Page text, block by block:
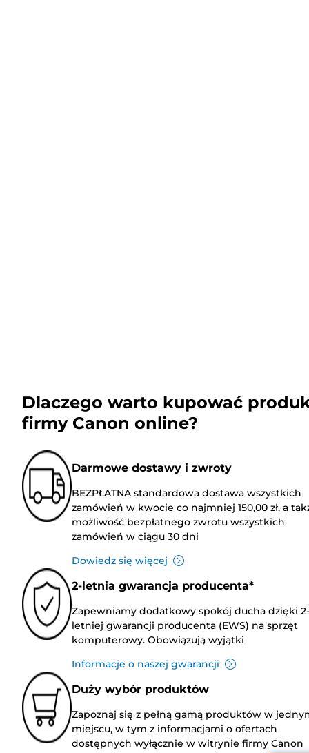
Dlaczego warto kupować
firmy Canon online?
Darmowe dostawy i zwroty
BEZPŁATNA standardowa dostawa wszystkich
zamówień w kwocie co najmniej 150,00 zł, a
możliwość bezpłatnego zwrotu wszystkich
zamówień w ciągu 30 dni
Dowiedz się więcej
2-letnia gwarancja producenta*
Zapewniamy dodatkowy spokój ducha dzięki 2-
letniej gwarancji producenta (EWS) na sprzęt
komputerowy. Obowiązują wyjątki
Informacje o naszej gwarancji
Duży wybór produktów
Zapoznaj się z pełną gamą produktów w
miejscu, w tym z informacjami o ofertach
dostępnych wyłącznie w witrynie firmy Canon